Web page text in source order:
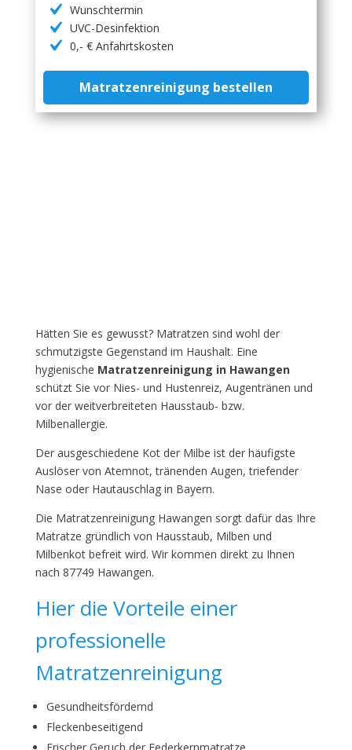
Wunschtermin
UVC-Desinfektion
0,- € Anfahrtskosten
Matratzenreinigung bestellen
Hätten Sie es gewusst? Matratzen sind wohl der
schmutzigste Gegenstand im Haushalt. Eine
hygienische Matratzenreinigung in Hawangen
schützt Sie vor Nies- und Hustenreiz, Augentränen und
vor der weitverbreiteten Hausstaub- bzw.
Milbenallergie.
Der ausgeschiedene Kot der Milbe ist der häufigste
Auslöser von Atemnot, tränenden Augen, triefender
Nase oder Hautauschlag in Bayern.
Die Matratzenreinigung Hawangen sorgt dafür das Ihre
Matratze gründlich von Hausstaub, Milben und
Milbenkot befreit wird. Wir kommen direkt zu Ihnen
nach 87749 Hawangen.
Hier die Vorteile einer
professionelle
Matratzenreinigung
Gesundheitsfördernd
Fleckenbeseitigend